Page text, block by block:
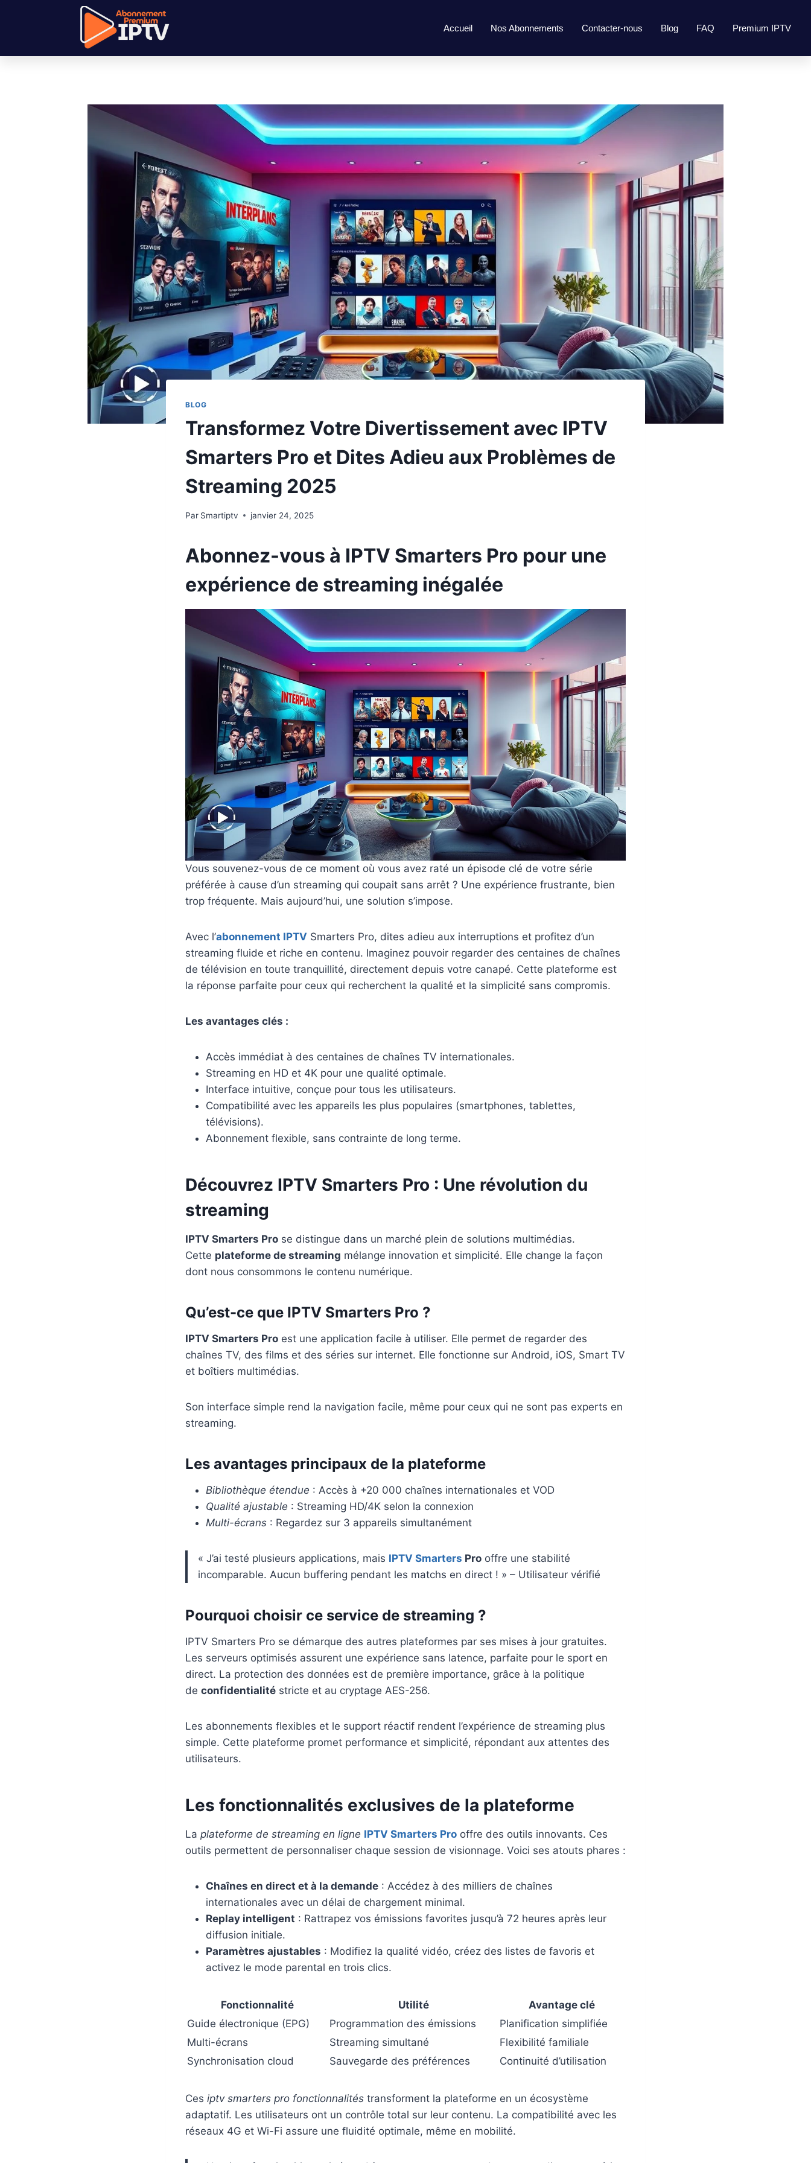
Accueil Nos Abonnements Contacter-nous Blog FAQ Premium IPTV
BLOG
Transformez Votre Divertissement avec IPTV
Smarters Pro et Dites Adieu aux Problèmes de
Streaming 2025
Par Smartiptv janvier 24, 2025
Abonnez-vous à IPTV Smarters Pro pour une
expérience de streaming inégalée
Vous souvenez-vous de ce moment où vous avez raté un épisode clé de votre série
préférée à cause d’un streaming qui coupait sans arrêt ? Une expérience frustrante, bien
trop fréquente. Mais aujourd’hui, une solution s’impose.
Avec l’abonnement IPTV Smarters Pro, dites adieu aux interruptions et profitez d’un
streaming fluide et riche en contenu. Imaginez pouvoir regarder des centaines de chaînes
de télévision en toute tranquillité, directement depuis votre canapé. Cette plateforme est
la réponse parfaite pour ceux qui recherchent la qualité et la simplicité sans compromis.
Les avantages clés :
Accès immédiat à des centaines de chaînes TV internationales.
Streaming en HD et 4K pour une qualité optimale.
Interface intuitive, conçue pour tous les utilisateurs.
Compatibilité avec les appareils les plus populaires (smartphones, tablettes,
télévisions).
Abonnement flexible, sans contrainte de long terme.
Découvrez IPTV Smarters Pro : Une révolution du
streaming
IPTV Smarters Pro se distingue dans un marché plein de solutions multimédias.
Cette plateforme de streaming mélange innovation et simplicité. Elle change la façon
dont nous consommons le contenu numérique.
Qu’est-ce que IPTV Smarters Pro ?
IPTV Smarters Pro est une application facile à utiliser. Elle permet de regarder des
chaînes TV, des films et des séries sur internet. Elle fonctionne sur Android, iOS, Smart TV
et boîtiers multimédias.
Son interface simple rend la navigation facile, même pour ceux qui ne sont pas experts en
streaming.
Les avantages principaux de la plateforme
Bibliothèque étendue : Accès à +20 000 chaînes internationales et VOD
Qualité ajustable : Streaming HD/4K selon la connexion
Multi-écrans : Regardez sur 3 appareils simultanément
« J’ai testé plusieurs applications, mais IPTV Smarters Pro offre une stabilité
incomparable. Aucun buffering pendant les matchs en direct ! » – Utilisateur vérifié
Pourquoi choisir ce service de streaming ?
IPTV Smarters Pro se démarque des autres plateformes par ses mises à jour gratuites.
Les serveurs optimisés assurent une expérience sans latence, parfaite pour le sport en
direct. La protection des données est de première importance, grâce à la politique
de confidentialité stricte et au cryptage AES-256.
Les abonnements flexibles et le support réactif rendent l’expérience de streaming plus
simple. Cette plateforme promet performance et simplicité, répondant aux attentes des
utilisateurs.
Les fonctionnalités exclusives de la plateforme
La plateforme de streaming en ligne IPTV Smarters Pro offre des outils innovants. Ces
outils permettent de personnaliser chaque session de visionnage. Voici ses atouts phares :
Chaînes en direct et à la demande : Accédez à des milliers de chaînes
internationales avec un délai de chargement minimal.
Replay intelligent : Rattrapez vos émissions favorites jusqu’à 72 heures après leur
diffusion initiale.
Paramètres ajustables : Modifiez la qualité vidéo, créez des listes de favoris et
activez le mode parental en trois clics.
Fonctionnalité Utilité
Avantage clé
Guide électronique (EPG)
Programmation des émissions
Planification simplifiée
Multi-écrans
Streaming simultané
Flexibilité familiale
Synchronisation cloud
Sauvegarde des préférences Continuité d’utilisation
Ces iptv smarters pro fonctionnalités transforment la plateforme en un écosystème
adaptatif. Les utilisateurs ont un contrôle total sur leur contenu. La compatibilité avec les
réseaux 4G et Wi-Fi assure une fluidité optimale, même en mobilité.